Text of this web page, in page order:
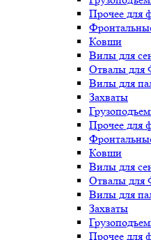
Прочее для
Ковши
Вилы для
Отвалы для
Вилы для
Захваты
Прочее для
Ковши
Вилы для
Отвалы для
Вилы для
Захваты
Прочее для